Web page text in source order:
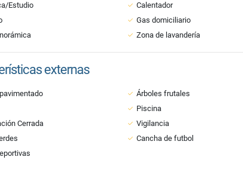
Estudio
Calentador
Gas domiciliario
Zona de lavandería
externas
Árboles frutales
Piscina
Cerrada
Vigilancia
Cancha de futbol